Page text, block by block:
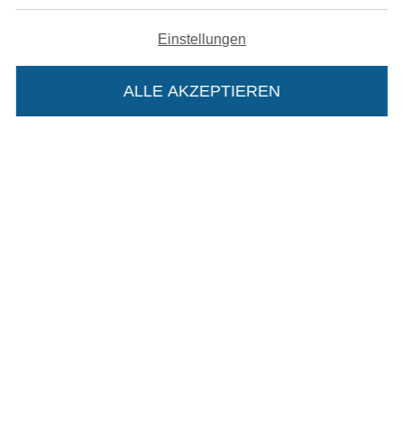
In deinen Warenkorb
Impressum
Datenschutz
Einstellungen
ALLE AKZEPTIEREN